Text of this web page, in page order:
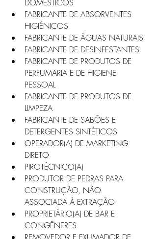
DOMÉSTICOS
FABRICANTE DE ABSORVENTES
HIGIÊNICOS
FABRICANTE DE ÁGUAS NATURAIS
FABRICANTE DE DESINFESTANTES
FABRICANTE DE PRODUTOS DE
PERFUMARIA E DE HIGIENE
PESSOAL
FABRICANTE DE PRODUTOS DE
LIMPEZA
FABRICANTE DE SABÕES E
DETERGENTES SINTÉTICOS
OPERADOR(A) DE MARKETING
DIRETO
PIROTÉCNICO(A)
PRODUTOR DE PEDRAS PARA
CONSTRUÇÃO, NÃO
ASSOCIADA À EXTRAÇÃO
PROPRIETÁRIO(A) DE BAR E
CONGÊNERES